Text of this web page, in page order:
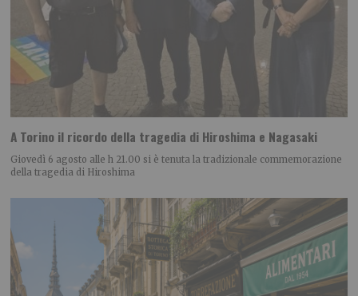
A Torino il ricordo della tragedia di Hiroshima e Nagasaki
Giovedì 6 agosto alle h 21.00 si è tenuta la tradizionale commemorazione
della tragedia di Hiroshima